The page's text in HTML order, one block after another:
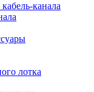
канала
лотка